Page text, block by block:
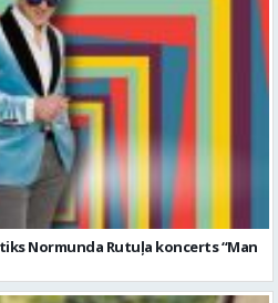
Normunda Rutuļa koncerts “Man